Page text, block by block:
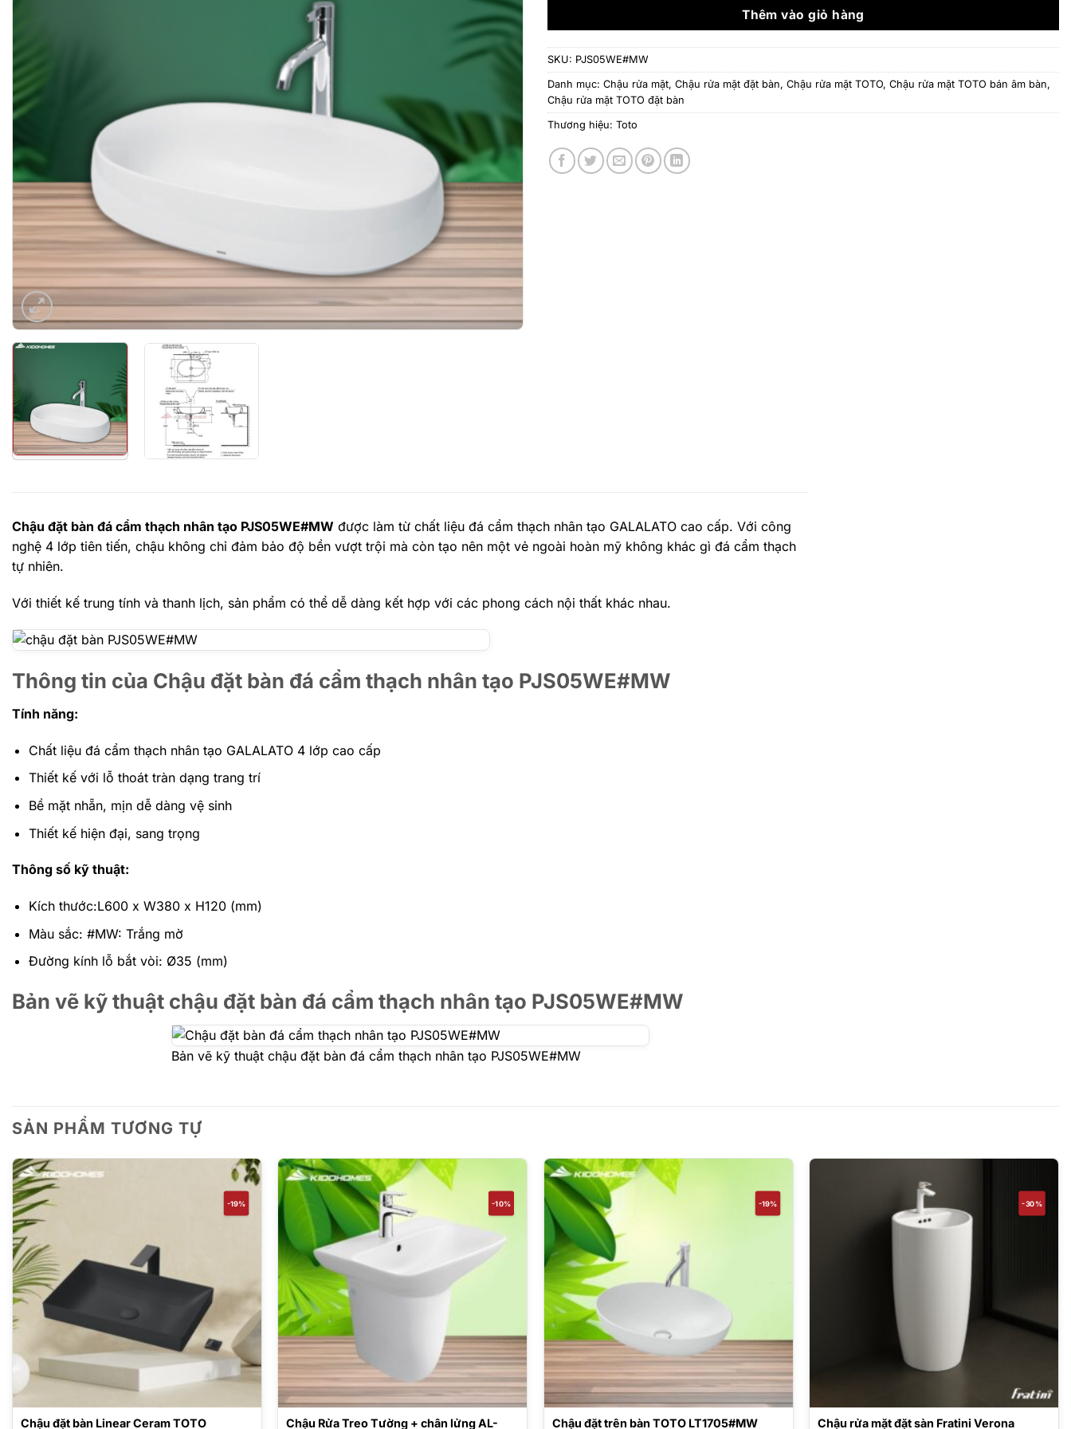
19.645.000 ₫.
Thêm vào giỏ hàng
SKU: PJS05WE#MW
Danh mục: Chậu rửa mặt, Chậu rửa mặt đặt bàn, Chậu rửa mặt TOTO, Chậu rửa mặt TOTO bán âm bàn,
Chậu rửa mặt TOTO đặt bàn
Thương hiệu: Toto
Chậu đặt bàn đá cẩm thạch nhân tạo PJS05WE#MW được làm từ chất liệu đá cẩm thạch nhân tạo GALALATO cao cấp. Với công
nghệ 4 lớp tiên tiến, chậu không chỉ đảm bảo độ bền vượt trội mà còn tạo nên một vẻ ngoài hoàn mỹ không khác gì đá cẩm thạch
tự nhiên.
Với thiết kế trung tính và thanh lịch, sản phẩm có thể dễ dàng kết hợp với các phong cách nội thất khác nhau.
Thông tin của Chậu đặt bàn đá cẩm thạch nhân tạo PJS05WE#MW
Tính năng:
Chất liệu đá cẩm thạch nhân tạo GALALATO 4 lớp cao cấp
Thiết kế với lỗ thoát tràn dạng trang trí
Bề mặt nhẵn, mịn dễ dàng vệ sinh
Thiết kế hiện đại, sang trọng
Thông số kỹ thuật:
Kích thước:L600 x W380 x H120 (mm)
Màu sắc: #MW: Trắng mờ
Đường kính lỗ bắt vòi: Ø35 (mm)
Bản vẽ kỹ thuật chậu đặt bàn đá cẩm thạch nhân tạo PJS05WE#MW
Bản vẽ kỹ thuật chậu đặt bàn đá cẩm thạch nhân tạo PJS05WE#MW
SẢN PHẨM TƯƠNG TỰ
-19%
Chậu đặt bàn Linear Ceram TOTO
-10%
Chậu Rửa Treo Tường + chân lửng AL-
-19%
Chậu đặt trên bàn TOTO LT1705#MW
-30%
Chậu rửa mặt đặt sàn Fratini Verona